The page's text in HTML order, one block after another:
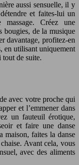
aussi sensuelle, il y
et faites-lui un
Créez une
bougies, de la musique
davantage, profitez-en
en utilisant uniquement
de suite.
avec votre proche qui
et l’emmener dans
un fauteuil érotique,
et faire une danse
maison, faites la danse
Avant cela, vous
avec des aliments